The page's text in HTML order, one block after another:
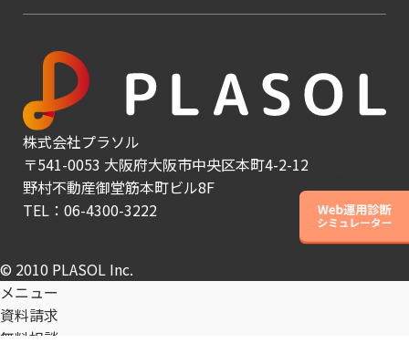
株式会社プラソル
〒541-0053 大阪府大阪市中央区本町4-2-12
野村不動産御堂筋本町ビル8F
TEL：06-4300-3222
© 2010 PLASOL Inc.
メニュー
資料請求
無料相談